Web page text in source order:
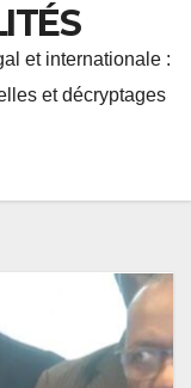
et internationale :
et décryptages